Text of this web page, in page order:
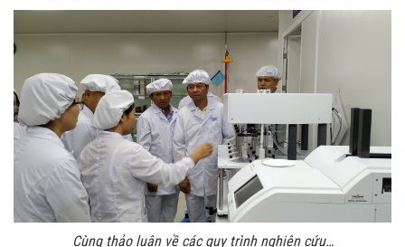
Cùng thảo luận về các quy trình nghiên cứu…